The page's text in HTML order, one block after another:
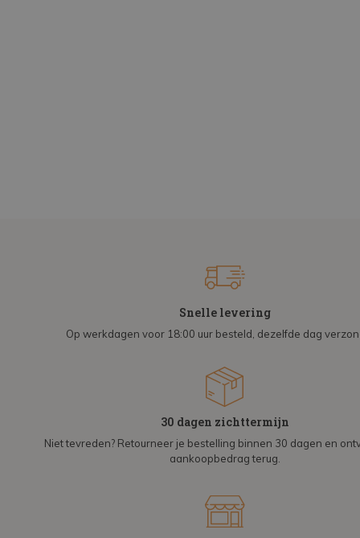
Snelle levering
Op werkdagen voor 18:00 uur besteld, dezelfde dag
30 dagen zichttermijn
Niet tevreden? Retourneer je bestelling binnen 30 dagen en
aankoopbedrag terug.